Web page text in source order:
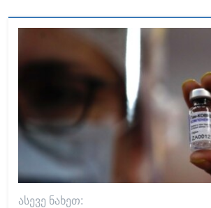
ᲐᲡᲔᲕᲔ ᲜᲐᲮᲔᲗ: